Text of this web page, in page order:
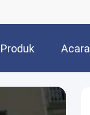
Produk Acara